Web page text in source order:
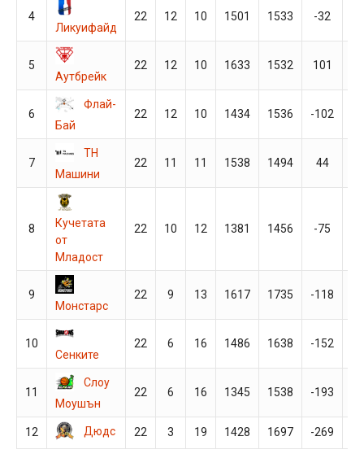
4
Ликуифайд
22 12 10 1501 1533 -32
5
Аутбрейк
22 12 10 1633 1532 101
6
Флай-
Бай
22 12 10 1434 1536 -102
7
ТН
Машини
22 11 11 1538 1494 44
8
Кучетата
от
Младост
22 10 12 1381 1456 -75
9
Монстарс
22 9 13 1617 1735 -118
10
Сенките
22 6 16 1486 1638 -152
11
Слоу
Моушън
22 6 16 1345 1538 -193
12 Дюдс 22 3 19 1428 1697 -269